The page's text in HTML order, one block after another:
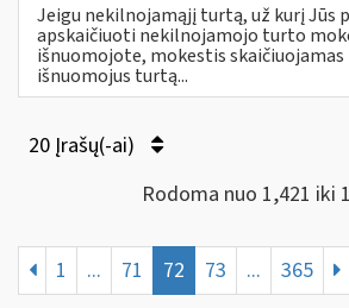
Jeigu nekilnojamąjį turtą, už kurį Jūs
apskaičiuoti nekilnojamojo turto
išnuomojote, mokestis
išnuomojus turtą...
20 Įrašų(-ai)
Rodoma nuo 1,421 iki
1 ... 71 72 73 ... 365